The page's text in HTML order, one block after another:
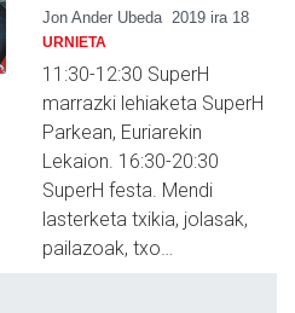
Jon Ander Ubeda 2019 ira 18
URNIETA
11:30-12:30 SuperH
marrazki lehiaketa SuperH
Parkean, Euriarekin
Lekaion. 16:30-20:30
SuperH festa. Mendi
lasterketa txikia, jolasak,
pailazoak, txo…